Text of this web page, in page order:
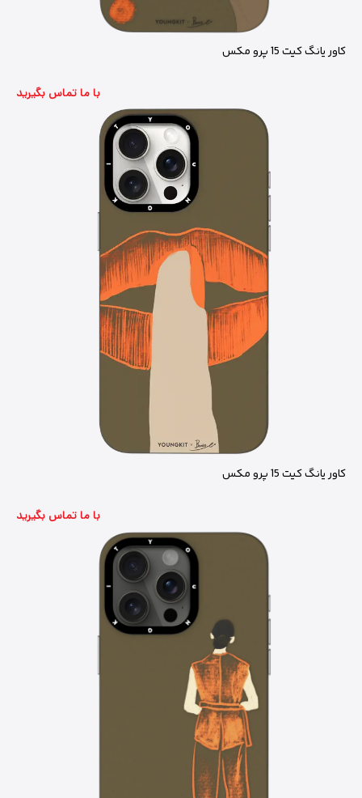
کاور یانگ کیت 15 پرو مکس
با ما تماس بگیرید
کاور یانگ کیت 15 پرو مکس
با ما تماس بگیرید